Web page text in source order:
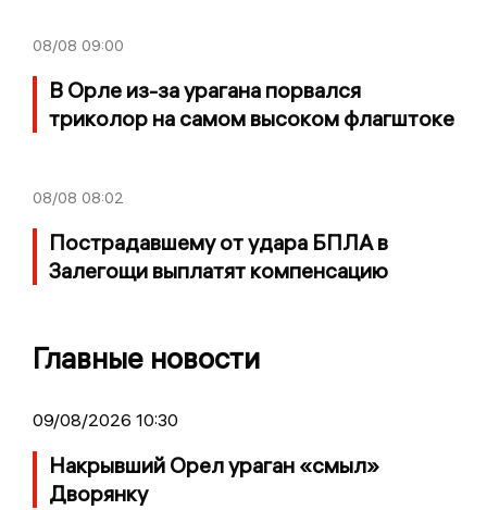
08/08 09:00
В Орле из-за урагана порвался
триколор на самом высоком флагштоке
08/08 08:02
Пострадавшему от удара БПЛА в
Залегощи выплатят компенсацию
Главные новости
09/08/2026 10:30
Накрывший Орел ураган «смыл»
Дворянку